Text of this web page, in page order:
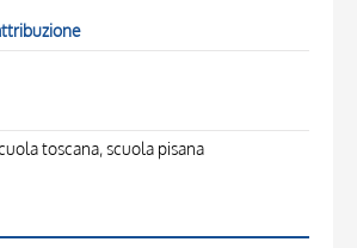
toscana, scuola pisana